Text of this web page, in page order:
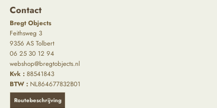
Contact
Bregt Objects
Feithsweg 3
9356 AS Tolbert
06 25 30 12 94
webshop@bregtobjects.nl
Kvk : 88541843
BTW : NL864677832B01
Routebeschrijving